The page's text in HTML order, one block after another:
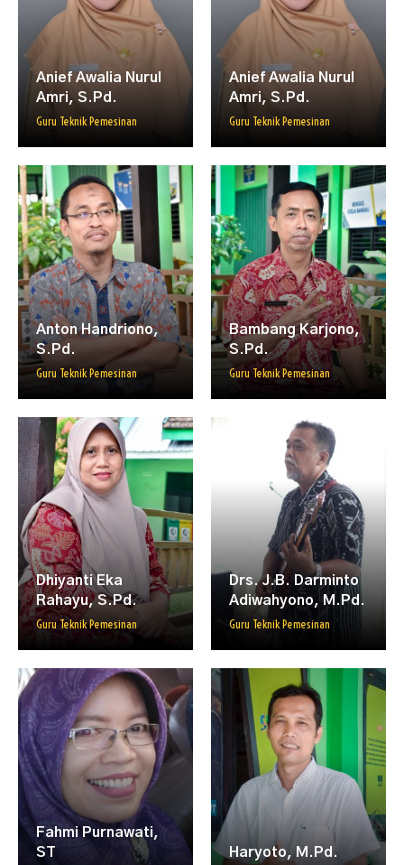
Anief Awalia Nurul
Amri, S.Pd.
Guru Teknik Pemesinan
Anief Awalia Nurul
Amri, S.Pd.
Guru Teknik Pemesinan
Anton Handriono,
S.Pd.
Guru Teknik Pemesinan
Bambang Karjono,
S.Pd.
Guru Teknik Pemesinan
Dhiyanti Eka
Rahayu, S.Pd.
Guru Teknik Pemesinan
Drs. J.B. Darminto
Adiwahyono, M.Pd.
Guru Teknik Pemesinan
Fahmi Purnawati,
ST
Haryoto, M.Pd.